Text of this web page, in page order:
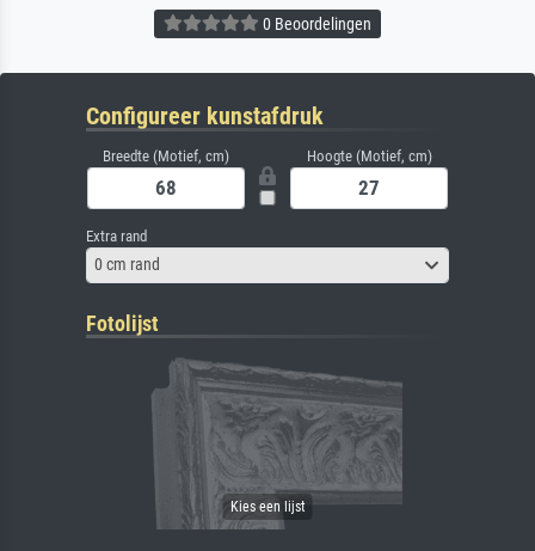
0 Beoordelingen
Configureer kunstafdruk
Breedte (Motief, cm) Hoogte (Motief, cm)
Extra rand
0 cm rand
Fotolijst